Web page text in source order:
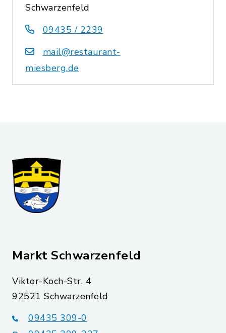
Schwarzenfeld
09435 / 2239
mail@restaurant-
miesberg.de
Markt Schwarzenfeld
Viktor-Koch-Str. 4
92521 Schwarzenfeld
09435 309-0